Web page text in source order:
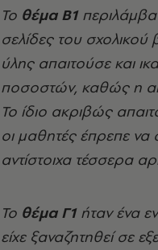
Το θέμα Β1
σελίδες του
ύλης απαιτούσε και
ποσοστών, καθώς η
Το ίδιο ακριβώς
οι μαθητές έπρεπε να
αντίστοιχα τέσσερα
Το θέμα Γ1ήταν ένα
είχε ξαναζητηθεί σε